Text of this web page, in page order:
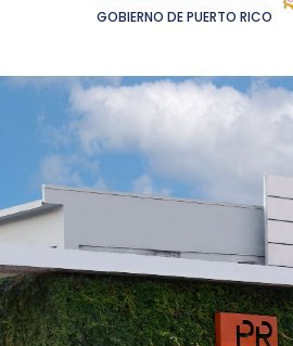
GOBIERNO DE PUERTO RICO